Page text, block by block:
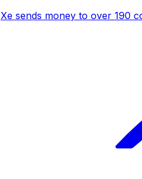
Xe sends money to over 190